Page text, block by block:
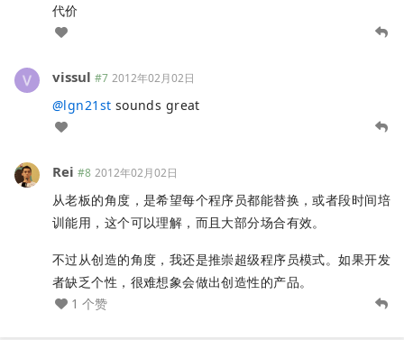
代价
vissul #7 2012年02月02日
@lgn21st sounds great
Rei #8 2012年02月02日
从老板的角度，是希望每个程序员都能替换，或者段时间培
训能用，这个可以理解，而且大部分场合有效。
不过从创造的角度，我还是推崇超级程序员模式。如果开发
者缺乏个性，很难想象会做出创造性的产品。
1 个赞